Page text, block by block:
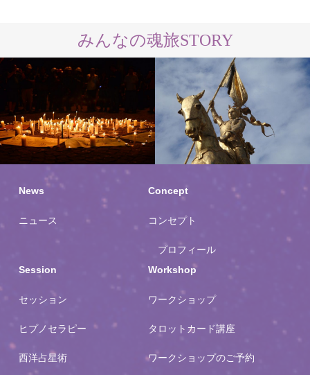
みんなの魂旅STORY
私の過去世
News
ニュース
Concept
コンセプト
プロフィール
Session
セッション
ヒプノセラピー
西洋占星術
Workshop
ワークショップ
タロットカード講座
ワークショップのご予約